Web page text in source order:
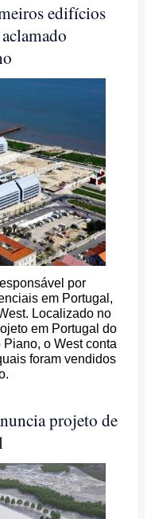
edifícios
por
em Portugal,
Localizado no
em Portugal do
o West conta
foram vendidos
projeto de